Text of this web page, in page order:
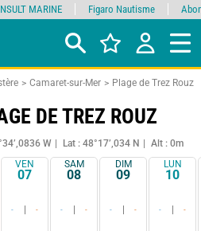
Camaret-sur-Mer Plage de Trez Rouz
DE TREZ ROUZ
W Lat : 48°17’,034 N Alt : 0m
VEN
07
- -
SAM
08
- -
DIM
09
- -
LUN
10
- -
MARINE Figaro Nautisme